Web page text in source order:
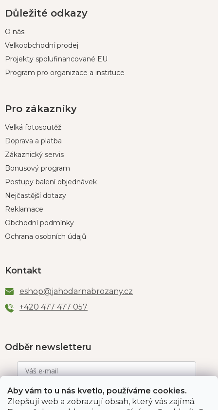
Aby vám to u nás kvetlo, používáme cookies.
Zlepšují web a zobrazují obsah, který vás zajímá.
Důležité odkazy
O nás
Velkoobchodní prodej
Projekty spolufinancované EU
Program pro organizace a instituce
Pro zákazníky
Velká fotosoutěž
Doprava a platba
Zákaznický servis
Bonusový program
Postupy balení objednávek
Nejčastější dotazy
Reklamace
Obchodní podmínky
Ochrana osobních údajů
Kontakt
eshop@jahodarnabrozany.cz
+420 477 477 057
Odběr newsletteru
Vložením e-mailu souhlasíte s podmínkamiochrany
osobních údajů.